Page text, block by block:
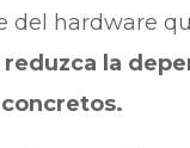
del hardware
reduzca la